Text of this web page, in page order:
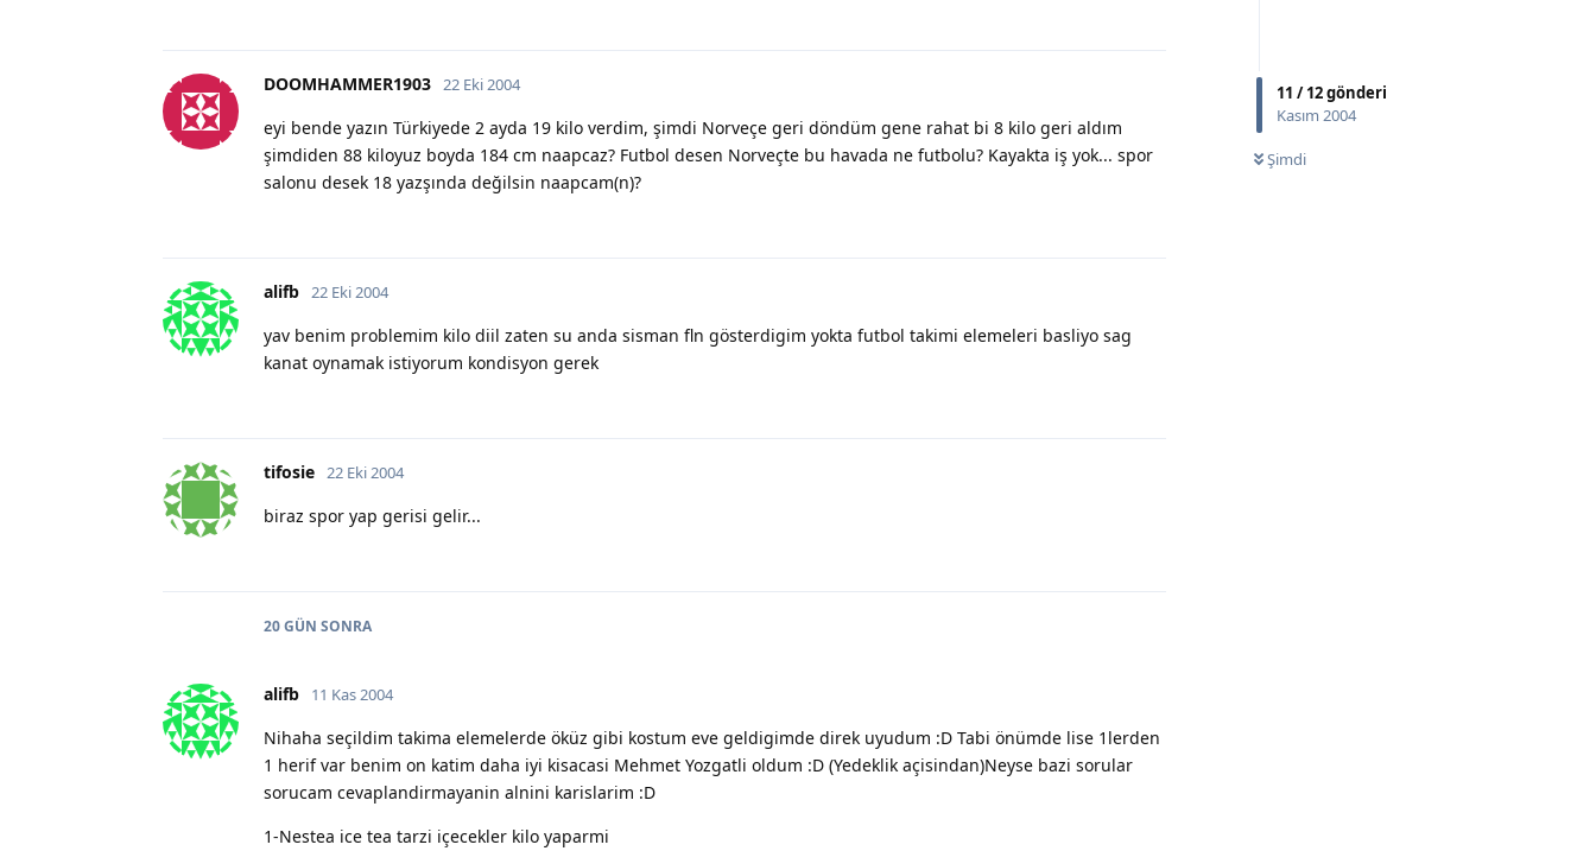
11 /12gönderi
Kasım 2004
Şimdi
DOOMHAMMER1903 22 Eki 2004
eyi bende yazın Türkiyede 2 ayda 19 kilo verdim, şimdi Norveçe geri döndüm gene rahat bi 8 kilo geri aldım
şimdiden 88 kiloyuz boyda 184 cm naapcaz? Futbol desen Norveçte bu havada ne futbolu? Kayakta iş yok... spor
salonu desek 18 yazşında değilsin naapcam(n)?
alifb 22 Eki 2004
yav benim problemim kilo diil zaten su anda sisman fln gösterdigim yokta futbol takimi elemeleri basliyo sag
kanat oynamak istiyorum kondisyon gerek
tifosie 22 Eki 2004
biraz spor yap gerisi gelir...
20 GÜN SONRA
alifb 11 Kas 2004
Nihaha seçildim takima elemelerde öküz gibi kostum eve geldigimde direk uyudum :D Tabi önümde lise 1lerden
1 herif var benim on katim daha iyi kisacasi Mehmet Yozgatli oldum :D (Yedeklik açisindan)Neyse bazi sorular
sorucam cevaplandirmayanin alnini karislarim :D
1-Nestea ice tea tarzi içecekler kilo yaparmi